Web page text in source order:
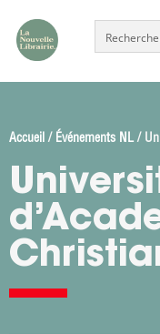
Accueil / Événements NL /